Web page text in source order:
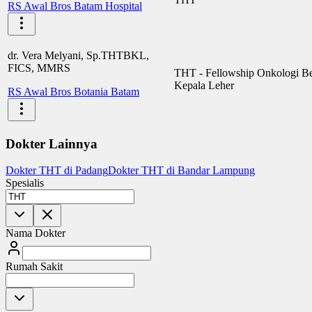
RS Awal Bros Batam Hospital
dr. Vera Melyani, Sp.THTBKL,
FICS, MMRS
RS Awal Bros Botania Batam
THT - Fellowship Onkologi
Kepala Leher
Dokter Lainnya
Dokter THT di PadangDokter THT di Bandar Lampung
Spesialis
Nama Dokter
Rumah Sakit